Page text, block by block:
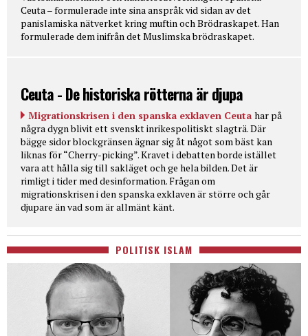
Ceuta – formulerade inte sina anspråk vid sidan av det
panislamiska nätverket kring muftin och Brödraskapet. Han
formulerade dem inifrån det Muslimska brödraskapet.
Ceuta - De historiska rötterna är djupa
Migrationskrisen i den spanska exklaven Ceuta har på
några dygn blivit ett svenskt inrikespolitiskt slagträ. Där
bägge sidor blockgränsen ägnar sig åt något som bäst kan
liknas för “Cherry-picking”. Kravet i debatten borde istället
vara att hålla sig till sakläget och ge hela bilden. Det är
rimligt i tider med desinformation. Frågan om
migrationskrisen i den spanska exklaven är större och går
djupare än vad som är allmänt känt.
POLITISK ISLAM